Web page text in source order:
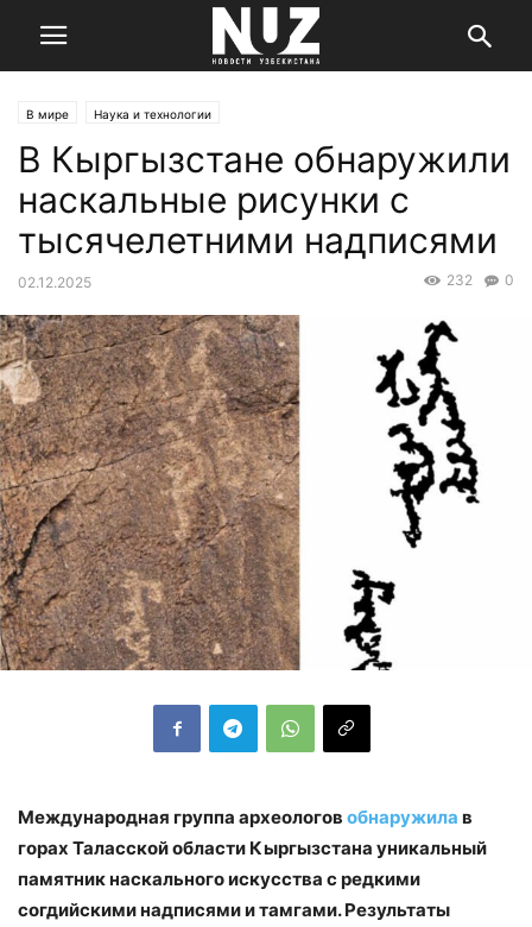
В мире Наука и технологии
В Кыргызстане обнаружили
наскальные рисунки с
тысячелетними надписями
02.12.2025 0
232
Международная группа археологов обнаружила в
горах Таласской области Кыргызстана уникальный
памятник наскального искусства с редкими
согдийскими надписями и тамгами. Результаты